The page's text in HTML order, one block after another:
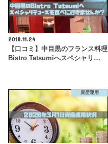
2018.11.24
【口コミ】中目黒のフランス料理
Bistro Tatsumiへスペシャリ…
資産運用